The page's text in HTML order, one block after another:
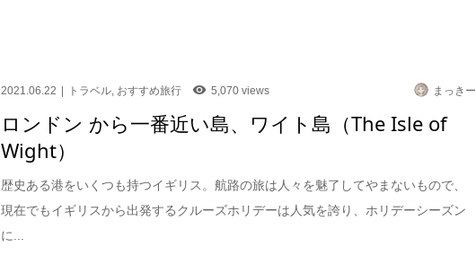
2021.06.22 トラベル, おすすめ旅行 5,070 views まっきー
ロンドン から一番近い島、ワイト島（The Isle of
Wight）
歴史ある港をいくつも持つイギリス。航路の旅は人々を魅了してやまないもので、
現在でもイギリスから出発するクルーズホリデーは人気を誇り、ホリデーシーズン
に...